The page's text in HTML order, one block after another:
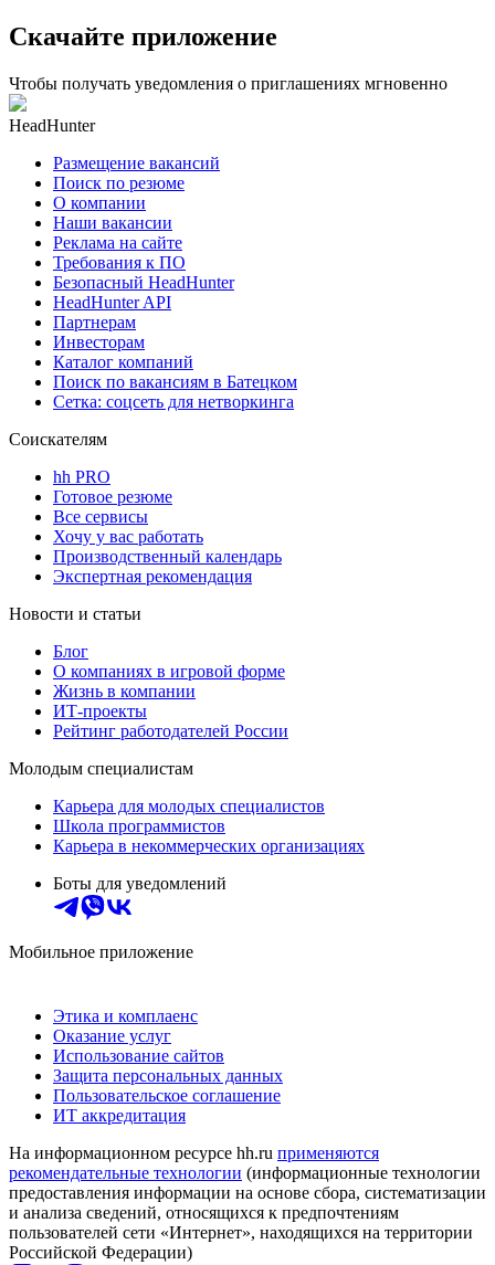
Скачайте приложение
Чтобы получать уведомления о приглашениях мгновенно
HeadHunter
Размещение вакансий
Поиск по резюме
О компании
Наши вакансии
Реклама на сайте
Требования к ПО
Безопасный HeadHunter
HeadHunter API
Партнерам
Инвесторам
Каталог компаний
Поиск по вакансиям в Батецком
Сетка: соцсеть для нетворкинга
Соискателям
hh PRO
Готовое резюме
Все сервисы
Хочу у вас работать
Производственный календарь
Экспертная рекомендация
Новости и статьи
Блог
О компаниях в игровой форме
Жизнь в компании
ИТ-проекты
Рейтинг работодателей России
Молодым специалистам
Карьера для молодых специалистов
Школа программистов
Карьера в некоммерческих организациях
Боты для уведомлений
Мобильное приложение
Этика и комплаенс
Оказание услуг
Использование сайтов
Защита персональных данных
Пользовательское соглашение
ИТ аккредитация
На информационном ресурсе hh.ru применяются
рекомендательные технологии (информационные технологии
предоставления информации на основе сбора, систематизации
и анализа сведений, относящихся к предпочтениям
пользователей сети «Интернет», находящихся на территории
Российской Федерации)